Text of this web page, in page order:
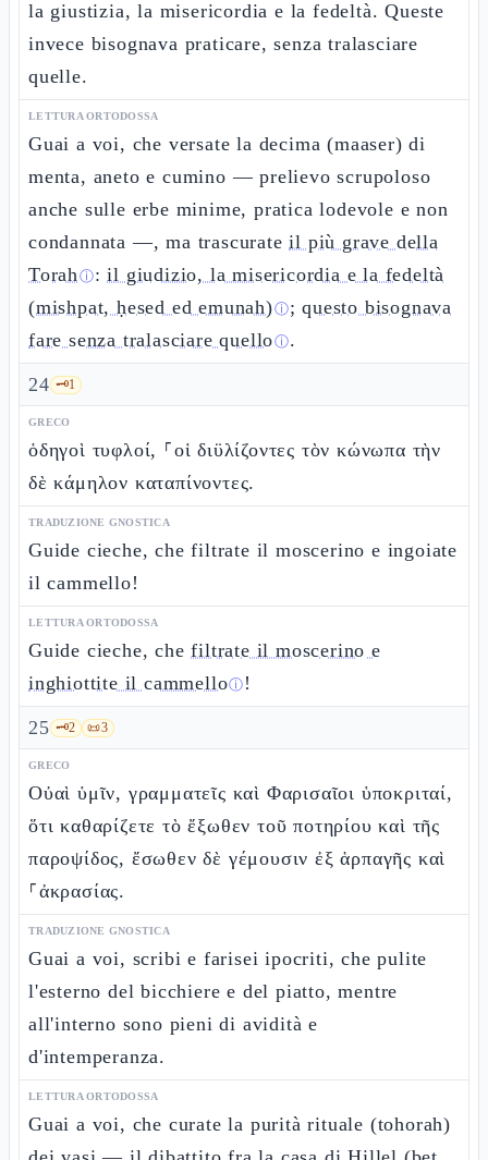
la giustizia, la misericordia e la fedeltà. Queste
invece bisognava praticare, senza tralasciare
quelle.
LETTURA ORTODOSSA
Guai a voi, che versate la decima (maaser) di
menta, aneto e cumino — prelievo scrupoloso
anche sulle erbe minime, pratica lodevole e non
condannata —, ma trascurateil più grave della
Torahⓘ:il giudizio, la misericordia e la fedeltà
(mishpat, ḥesed ed emunah)ⓘ;questo bisognava
fare senza tralasciare quelloⓘ.
24 🗝️1
GRECO
ὁδηγοὶ τυφλοί, ⸀οἱ διϋλίζοντες τὸν κώνωπα τὴν
δὲ κάμηλον καταπίνοντες.
TRADUZIONE GNOSTICA
Guide cieche, che filtrate il moscerino e ingoiate
il cammello!
LETTURA ORTODOSSA
Guide cieche, chefiltrate il moscerino e
inghiottite il cammelloⓘ !
25 🗝️2 📜3
GRECO
Οὐαὶ ὑμῖν, γραμματεῖς καὶ Φαρισαῖοι ὑποκριταί,
ὅτι καθαρίζετε τὸ ἔξωθεν τοῦ ποτηρίου καὶ τῆς
παροψίδος, ἔσωθεν δὲ γέμουσιν ἐξ ἁρπαγῆς καὶ
⸀ἀκρασίας.
TRADUZIONE GNOSTICA
Guai a voi, scribi e farisei ipocriti, che pulite
l'esterno del bicchiere e del piatto, mentre
all'interno sono pieni di avidità e
d'intemperanza.
LETTURA ORTODOSSA
Guai a voi, che curate la purità rituale (tohorah)